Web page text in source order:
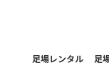
足場レンタル 足